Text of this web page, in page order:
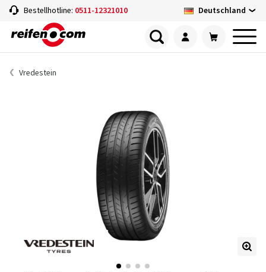
Bestellhotline: 0511-12321010 Deutschland
Vredestein